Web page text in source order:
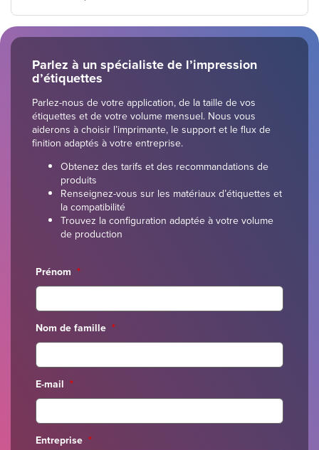
Parlez à un spécialiste de l’impression
d’étiquettes
Parlez-nous de votre application, de la taille de vos
étiquettes et de votre volume mensuel. Nous vous
aiderons à choisir l’imprimante, le support et le flux de
finition adaptés à votre entreprise.
Obtenez des tarifs et des recommandations de
produits
Renseignez-vous sur les matériaux d’étiquettes et
la compatibilité
Trouvez la configuration adaptée à votre volume
de production
Prénom *
Nom de famille *
E-mail *
Entreprise *